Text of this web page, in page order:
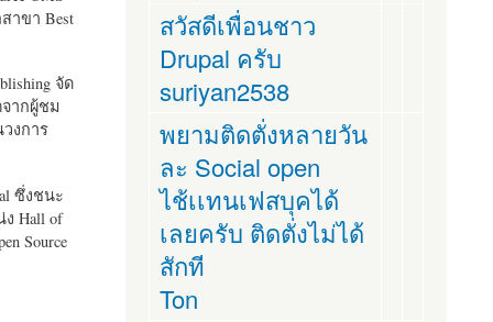
าขา Best
จัด
ากผู้ชม
งการ
ซึ่งชนะ
Hall of
Source
สวัสดีเพื่อนชาว
Drupal ครับ
suriyan2538
พยามติดตั่งหลายวัน
ละ Social open
ไช้เเทนเฟสบุคได้
เลยครับ ติดตั่งไม่ได้
สักที
Ton